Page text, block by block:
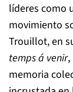
líderes como
movimiento
Trouillot, en
temps á venir,
memoria